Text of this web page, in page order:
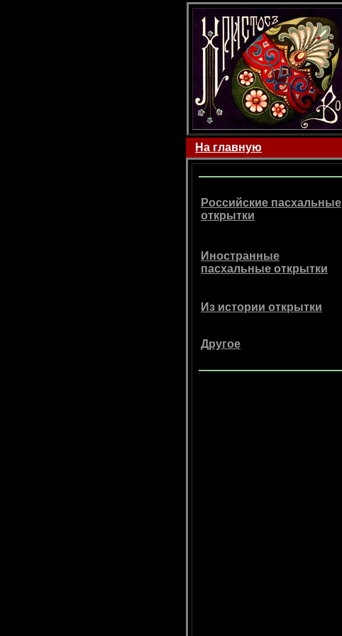
На главную
Российские пасхальные
открытки
Иностранные
пасхальные открытки
Из истории открытки
Другое